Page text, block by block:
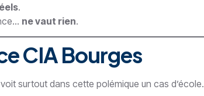
.
ne vaut rien.
CIA Bourges
surtout dans cette polémique un cas d’école.